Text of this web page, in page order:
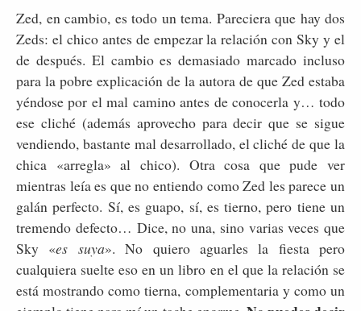
Zed, en cambio, es todo un tema. Pareciera que hay dos
Zeds: el chico antes de empezar la relación con Sky y el
de después. El cambio es demasiado marcado incluso
para la pobre explicación de la autora de que Zed estaba
yéndose por el mal camino antes de conocerla y… todo
ese cliché (además aprovecho para decir que se sigue
vendiendo, bastante mal desarrollado, el cliché de que la
chica «arregla» al chico). Otra cosa que pude ver
mientras leía es que no entiendo como Zed les parece un
galán perfecto. Sí, es guapo, sí, es tierno, pero tiene un
tremendo defecto… Dice, no una, sino varias veces que
Sky «es suya». No quiero aguarles la fiesta pero
cualquiera suelte eso en un libro en el que la relación se
está mostrando como tierna, complementaria y como un